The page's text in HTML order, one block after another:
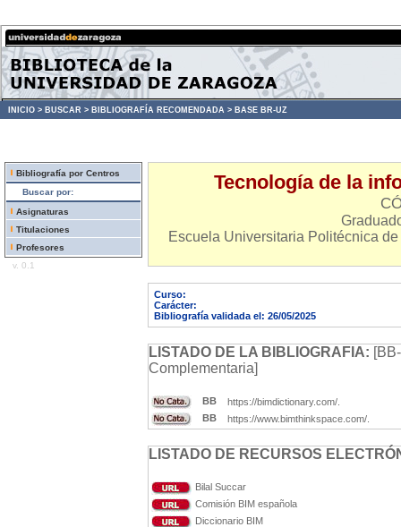
INICIO > BUSCAR > BIBLIOGRAFÍA RECOMENDADA > BASE BR-UZ
Bibliografía por Centros
Buscar por:
Asignaturas
Titulaciones
Profesores
v. 0.1
Tecnología de la
Escuela Universitaria Politécnica
Curso:
Carácter:
Bibliografía validada el: 26/05/2025
LISTADO DE LA BIBLIOGRAFIA:
Complementaria]
BB
https://bimdictionary.com/.
BB
https://www.bimthinkspace.com/.
LISTADO DE RECURSOS
Bilal Succar
Comisión BIM española
Diccionario BIM